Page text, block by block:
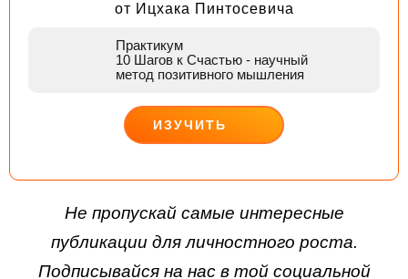
от Ицхака Пинтосевича
Практикум
10 Шагов к Счастью - научный
метод позитивного мышления
ИЗУЧИТЬ
Не пропускай самые интересные
публикации для личностного роста.
Подписывайся на нас в той социальной